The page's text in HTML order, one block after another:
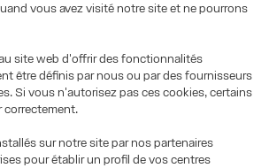
vous avez visité notre site et ne pourrons
site web d'offrir des fonctionnalités
être définis par nous ou par des fournisseurs
Si vous n'autorisez pas ces cookies, certains
correctement.
sur notre site par nos partenaires
pour établir un profil de vos centres